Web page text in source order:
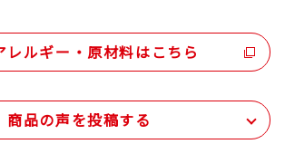
レルギー・原材料はこちら
商品の声を投稿する